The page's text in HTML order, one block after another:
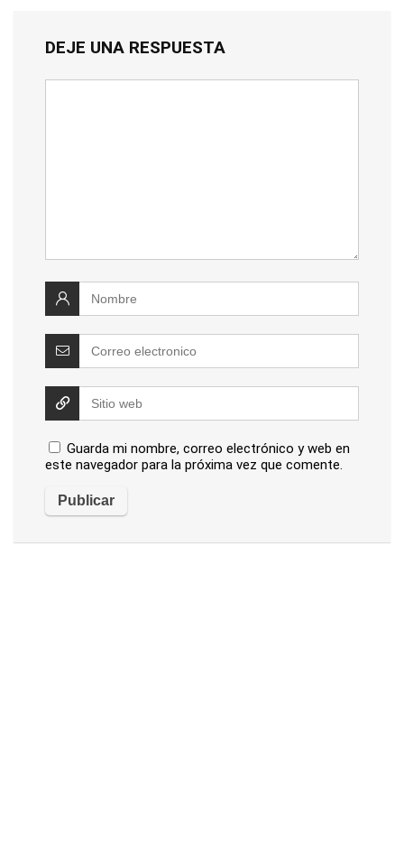
DEJE UNA RESPUESTA
Guarda mi nombre, correo electrónico y web en
este navegador para la próxima vez que comente.